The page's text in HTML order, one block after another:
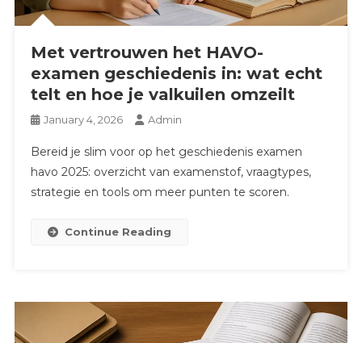
Met vertrouwen het HAVO-
examen geschiedenis in: wat echt
telt en hoe je valkuilen omzeilt
January 4, 2026 Admin
Bereid je slim voor op het geschiedenis examen
havo 2025: overzicht van examenstof, vraagtypes,
strategie en tools om meer punten te scoren.
Continue Reading